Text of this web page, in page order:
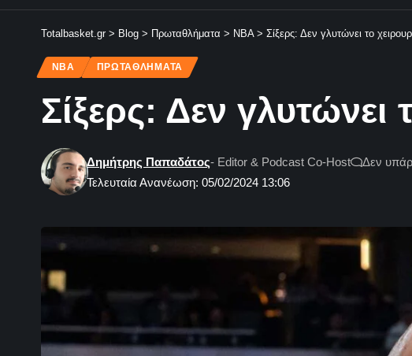
Totalbasket.gr > Blog > Πρωταθλήματα > NBA> Σίξερς: Δεν γλυτώνει το
NBA ΠΡΩΤΑΘΛΗΜΑΤΑ
Σίξερς: Δεν γλυτώνει
Τελευταία Ανανέωση: 05/02/2024 13:06
Δημήτρης Παπαδάτος- Editor & Podcast Co-Host Δεν